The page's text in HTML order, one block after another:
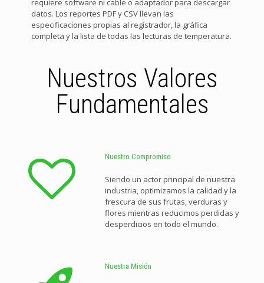
requiere software ni cable o adaptador para descargar
datos. Los reportes PDF y CSV llevan las
especificaciones propias al registrador, la gráfica
completa y la lista de todas las lecturas de temperatura.
Nuestros Valores
Fundamentales
Nuestro Compromiso
Siendo un actor principal de nuestra
industria, optimizamos la calidad y la
frescura de sus frutas, verduras y
flores mientras reducimos perdidas y
desperdicios en todo el mundo.
Nuestra Misión